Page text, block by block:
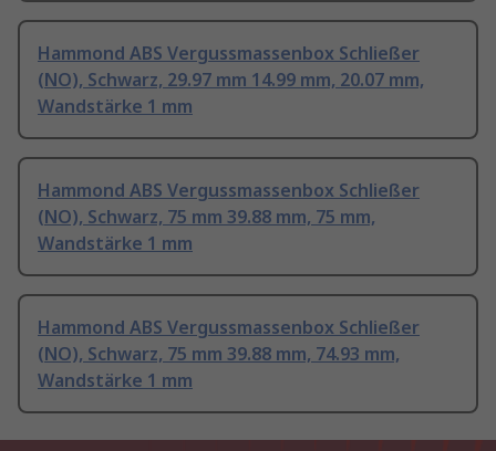
Hammond ABS Vergussmassenbox Schließer
(NO), Schwarz, 29.97 mm 14.99 mm, 20.07 mm,
Wandstärke 1 mm
Hammond ABS Vergussmassenbox Schließer
(NO), Schwarz, 75 mm 39.88 mm, 75 mm,
Wandstärke 1 mm
Hammond ABS Vergussmassenbox Schließer
(NO), Schwarz, 75 mm 39.88 mm, 74.93 mm,
Wandstärke 1 mm